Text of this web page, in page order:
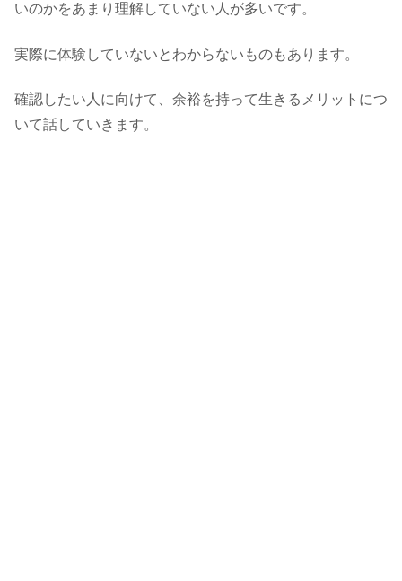
いのかをあまり理解していない人が多いです。
実際に体験していないとわからないものもあります。
確認したい人に向けて、余裕を持って生きるメリットにつ
いて話していきます。